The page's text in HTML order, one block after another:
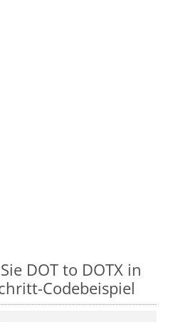
DOT to DOTX in
Codebeispiel